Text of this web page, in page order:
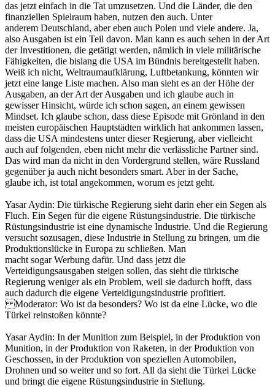
das jetzt einfach in die Tat umzusetzen. Und die Länder, die den
finanziellen Spielraum haben, nutzen den auch. Unter
anderem Deutschland, aber eben auch Polen und viele andere. Ja,
also Ausgaben ist ein Teil davon. Man kann es auch sehen in der Art
der Investitionen, die getätigt werden, nämlich in viele militärische
Fähigkeiten, die bislang die USA im Bündnis bereitgestellt haben.
Weiß ich nicht, Weltraumaufklärung, Luftbetankung, könnten wir
jetzt eine lange Liste machen. Also man sieht es an der Höhe der
Ausgaben, an der Art der Ausgaben und ich glaube auch in
gewisser Hinsicht, würde ich schon sagen, an einem gewissen
Mindset. Ich glaube schon, dass diese Episode mit Grönland in den
meisten europäischen Hauptstädten wirklich hat ankommen lassen,
dass die USA mindestens unter dieser Regierung, aber vielleicht
auch auf folgenden, eben nicht mehr die verlässliche Partner sind.
Das wird man da nicht in den Vordergrund stellen, wäre Russland
gegenüber ja auch nicht besonders smart. Aber in der Sache,
glaube ich, ist total angekommen, worum es jetzt geht.
Yasar Aydin: Die türkische Regierung sieht darin eher ein Segen als
Fluch. Ein Segen für die eigene Rüstungsindustrie. Die türkische
Rüstungsindustrie ist eine dynamische Industrie. Und die Regierung
versucht sozusagen, diese Industrie in Stellung zu bringen, um die
Produktionslücke in Europa zu schließen. Man
macht sogar Werbung dafür. Und dass jetzt die
Verteidigungsausgaben steigen sollen, das sieht die türkische
Regierung weniger als ein Problem, weil sie dadurch hofft, dass
auch dadurch die eigene Verteidigungsindustrie profitiert.
Moderator: Wo ist da besonders? Wo ist da eine Lücke, wo die
Türkei reinstoßen könnte?
Yasar Aydin: In der Munition zum Beispiel, in der Produktion von
Munition, in der Produktion von Raketen, in der Produktion von
Geschossen, in der Produktion von speziellen Automobilen,
Drohnen und so weiter und so fort. All da sieht die Türkei Lücke
und bringt die eigene Rüstungsindustrie in Stellung.